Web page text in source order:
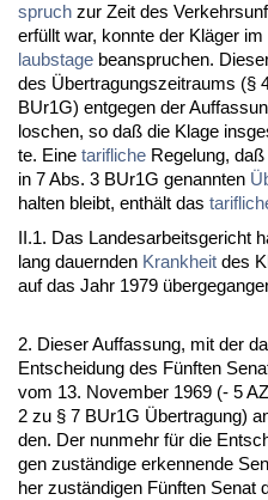
spruch zur Zeit des
erfüllt war, konn­te der Kläger
laubs­ta­ge be­an­spru­chen.
des Über­tra­gungs­zeit­raums (§
BUr1G) ent­ge­gen der
lo­schen, so daß die Kla­ge
te. Ei­ne ta­rif­li­che Re­ge­lung,
in 7 Abs. 3 BUr1G ge­nann­ten
hal­ten bleibt, enthält das
II.1. Das Lan­des­ar­beits­ge­richt
lang dau­ern­den Krank­heit des
auf das Jahr 1979
2. Die­ser Auf­fas­sung, mit der
Ent­schei­dung des Fünf­ten
vom 13. No­vem­ber 1969 (- 5
2 zu § 7 BUr1G Über­tra­gung)
den. Der nun­mehr für die
gen zuständi­ge er­ken­nen­de
her zuständi­gen Fünf­ten Se­nat